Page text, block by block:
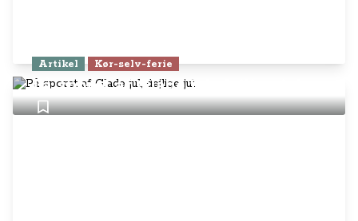
Artikel Kør-selv-ferie
På sporet af Glade jul, dejlige jul